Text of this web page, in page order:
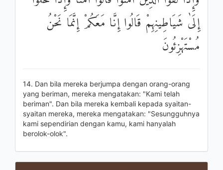
إِلَىٰ شَيَاطِينِهِمْ قَالُوا إِنَّا مَعَكُمْ إِنَّمَا نَحْنُ
مُسْتَهْزِئُونَ
14. Dan bila mereka berjumpa dengan orang-orang
yang beriman, mereka mengatakan: "Kami telah
beriman". Dan bila mereka kembali kepada syaitan-
syaitan mereka, mereka mengatakan: "Sesungguhnya
kami sependirian dengan kamu, kami hanyalah
berolok-olok".